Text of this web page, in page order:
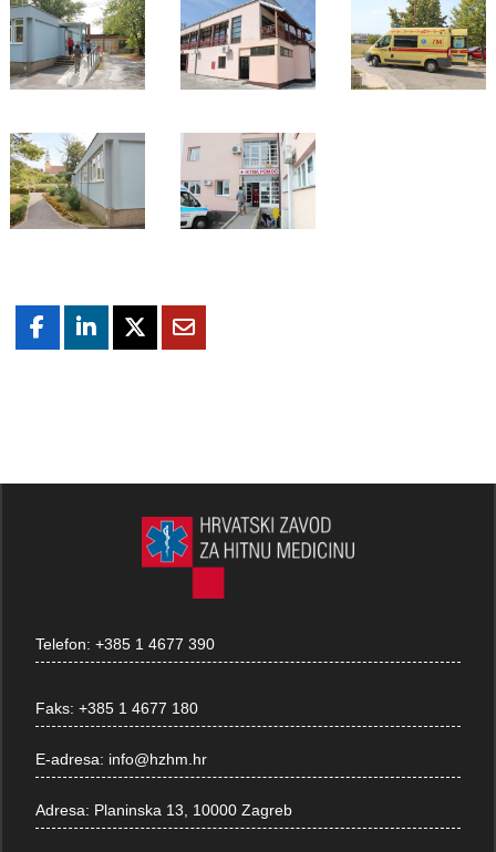
Telefon:+385 1 4677 390
Faks:+385 1 4677 180
E-adresa: info@hzhm.hr
Adresa: Planinska 13, 10000 Zagreb